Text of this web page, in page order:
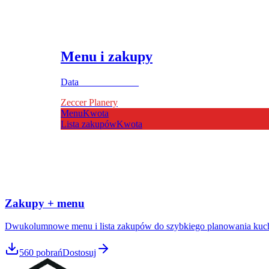
Menu i zakupy
Data ____________
Zeccer Planery
MenuKwota
Lista zakupówKwota
Zakupy + menu
Dwukolumnowe menu i lista zakupów do szybkiego planowania
560 pobrańDostosuj